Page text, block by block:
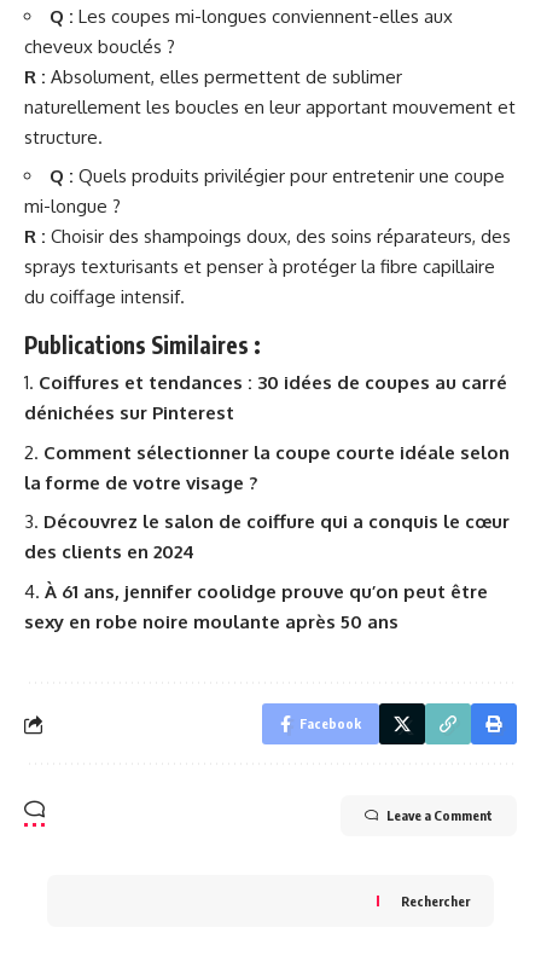
Q : Les coupes mi-longues conviennent-elles aux
cheveux bouclés ?
R : Absolument, elles permettent de sublimer
naturellement les boucles en leur apportant mouvement et
structure.
Q : Quels produits privilégier pour entretenir une coupe
mi-longue ?
R : Choisir des shampoings doux, des soins réparateurs, des
sprays texturisants et penser à protéger la fibre capillaire
du coiffage intensif.
Publications Similaires :
Coiffures et tendances : 30 idées de coupes au carré
dénichées sur Pinterest
Comment sélectionner la coupe courte idéale selon
la forme de votre visage ?
Découvrez le salon de coiffure qui a conquis le cœur
des clients en 2024
À 61 ans, jennifer coolidge prouve qu’on peut être
sexy en robe noire moulante après 50 ans
Facebook
Leave a Comment
Rechercher